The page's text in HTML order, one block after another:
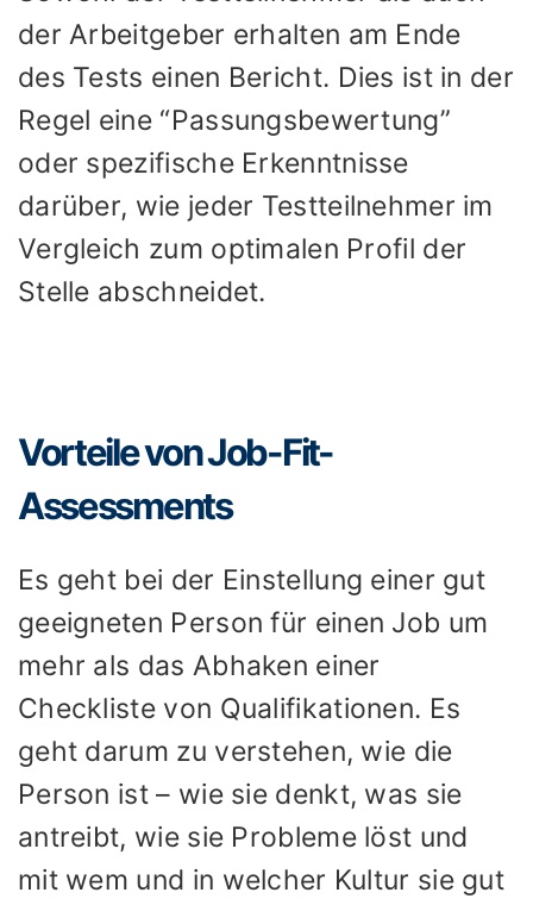
der Arbeitgeber erhalten am Ende
des Tests einen Bericht. Dies ist in der
Regel eine “Passungsbewertung”
oder spezifische Erkenntnisse
darüber, wie jeder Testteilnehmer im
Vergleich zum optimalen Profil der
Stelle abschneidet.
Vorteile von Job-Fit-
Assessments
Es geht bei der Einstellung einer gut
geeigneten Person für einen Job um
mehr als das Abhaken einer
Checkliste von Qualifikationen. Es
geht darum zu verstehen, wie die
Person ist – wie sie denkt, was sie
antreibt, wie sie Probleme löst und
mit wem und in welcher Kultur sie gut